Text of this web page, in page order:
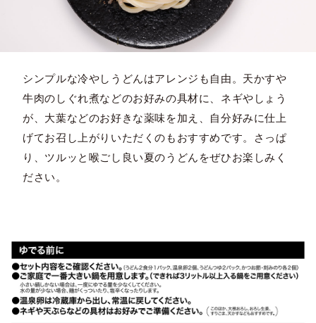
シンプルな冷やしうどんはアレンジも自由。天かすや
牛肉のしぐれ煮などのお好みの具材に、ネギやしょう
が、大葉などのお好きな薬味を加え、自分好みに仕上
げてお召し上がりいただくのもおすすめです。さっぱ
り、ツルッと喉ごし良い夏のうどんをぜひお楽しみく
ださい。